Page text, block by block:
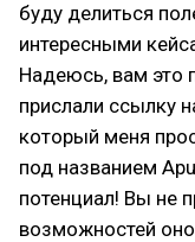
буду делиться
интересными
Надеюсь, вам это
прислали ссылку
который меня
под названием
потенциал! Вы не
возможностей